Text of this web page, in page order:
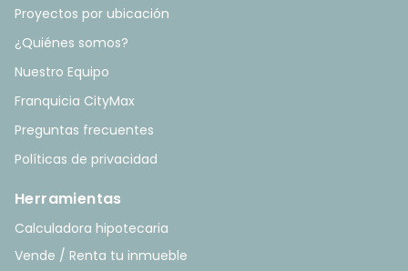
Proyectos por ubicación
¿Quiénes somos?
Nuestro Equipo
Franquicia CityMax
Preguntas frecuentes
Políticas de privacidad
Herramientas
Calculadora hipotecaria
Vende / Renta tu inmueble